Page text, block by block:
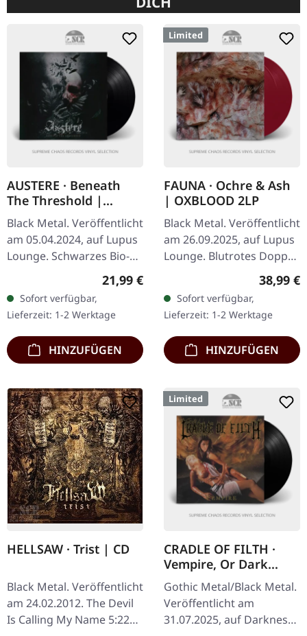
AUSTERE · Beneath
The Threshold |
BLACK LP
Black Metal. Veröffentlicht
am 05.04.2024, auf Lupus
Lounge. Schwarzes Bio-
Vinyl im Gatefold-Cover
mit bedrucktem Einleger,
gepolsterter Innenhülle…
Regulärer Preis:
21,99 €
Sofort verfügbar,
Lieferzeit: 1-2 Werktage
HINZUFÜGEN
Limited
FAUNA · Ochre & Ash
| OXBLOOD 2LP
Black Metal. Veröffentlicht
am 26.09.2025, auf Lupus
Lounge. Blutrotes Doppel-
Vinyl im Gatefold-Cover
mit 4-seitigem Insert,
gepolsterten
Innenhüllen…
38,99 €
Sofort verfügbar,
Lieferzeit: 1-2 Werktage
HINZUFÜGEN
HELLSAW · Trist | CD
Black Metal. Veröffentlicht
am 24.02.2012. The Devil
Is Calling My Name 5:22
Limited
CRADLE OF FILTH ·
Vempire, Or Dark
Faerytales In
Phallustein | BLACK
LP
Gothic Metal/Black Metal.
Veröffentlicht am
31.07.2025, auf Darkness